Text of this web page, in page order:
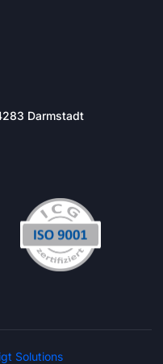
Darmstadt
Solutions